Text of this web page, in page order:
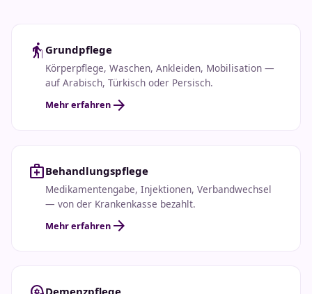
elderly Grundpflege
Körperpflege, Waschen, Ankleiden, Mobilisation —
auf Arabisch, Türkisch oder Persisch.
Mehr erfahren arrow_forward
medical_servicesBehandlungspflege
Medikamentengabe, Injektionen, Verbandwechsel
— von der Krankenkasse bezahlt.
Mehr erfahren arrow_forward